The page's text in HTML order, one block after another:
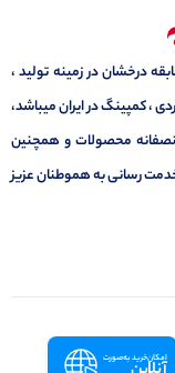
اینترنتی پربازدید با 15 سال سابقه درخشان در زمینه تولید ،
، کمپینگ در ایران میباشد،
محصولات و همچنین
رسانی به هموطنان عزیز
امکان خرید به صورت